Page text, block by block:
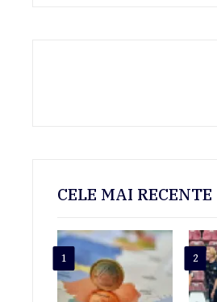
CELE MAI RECENTE
1 2